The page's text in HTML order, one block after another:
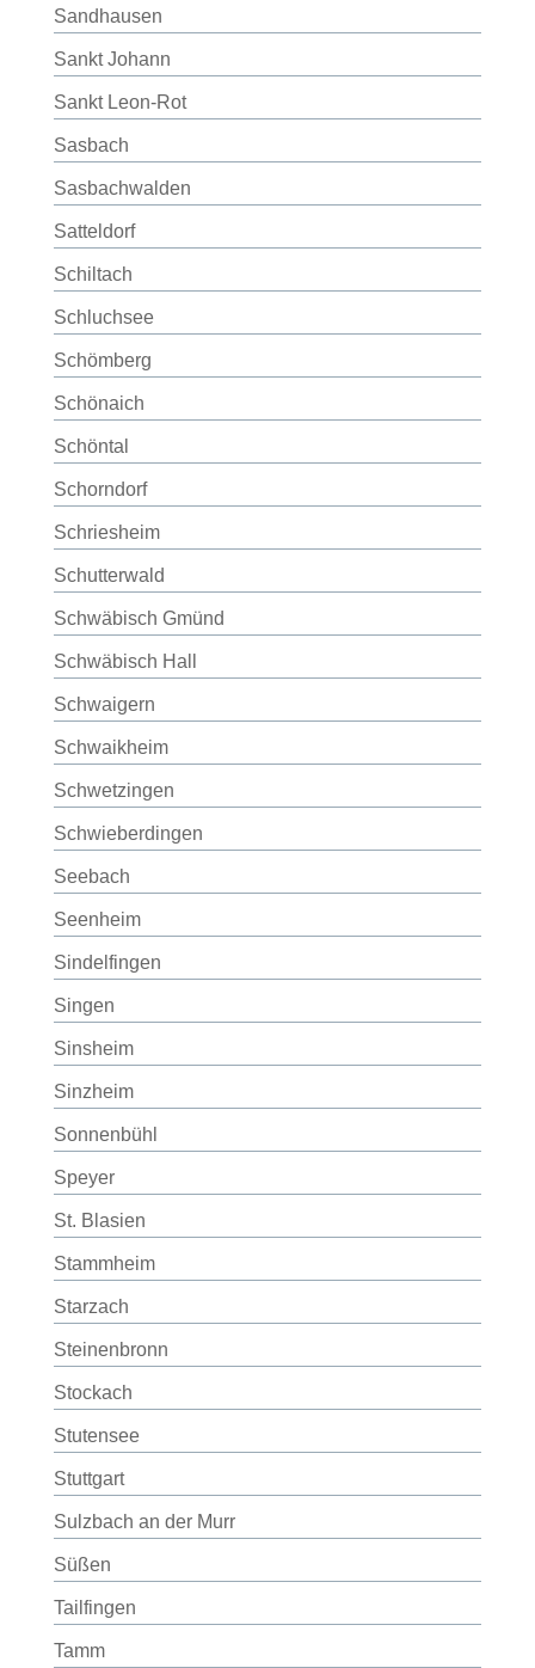
Sandhausen
Sankt Johann
Sankt Leon-Rot
Sasbach
Sasbachwalden
Satteldorf
Schiltach
Schluchsee
Schömberg
Schönaich
Schöntal
Schorndorf
Schriesheim
Schutterwald
Schwäbisch Gmünd
Schwäbisch Hall
Schwaigern
Schwaikheim
Schwetzingen
Schwieberdingen
Seebach
Seenheim
Sindelfingen
Singen
Sinsheim
Sinzheim
Sonnenbühl
Speyer
St. Blasien
Stammheim
Starzach
Steinenbronn
Stockach
Stutensee
Stuttgart
Sulzbach an der Murr
Süßen
Tailfingen
Tamm